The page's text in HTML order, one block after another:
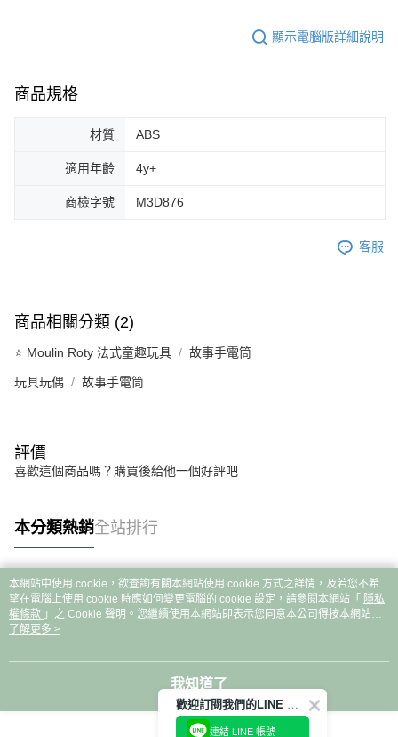
顯示電腦版詳細說明
商品規格
材質 ABS
適用年齡 4y+
商檢字號 M3D876
客服
商品相關分類 (2)
⭐ Moulin Roty 法式童趣玩具 故事手電筒
玩具玩偶 故事手電筒
評價
喜歡這個商品嗎？購買後給他一個好評吧
本分類熱銷全站排行
熱門標籤
本網站中使用 cookie，欲查詢有關本網站使用 cookie 方式之詳情，及若您不希
望在電腦上使用 cookie 時應如何變更電腦的 cookie 設定，請參閱本網站「 隱私
權條款 」之 Cookie 聲明。您繼續使用本網站即表示您同意本公司得按本網站使
用條款之 Cookie 聲明使用 cookie。
了解更多 >
我知道了
歡迎訂閱我們的LINE 官方帳號
連結 LINE 帳號